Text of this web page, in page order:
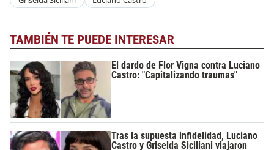
TAMBIÉN TE PUEDE INTERESAR
El dardo de Flor Vigna contra Luciano
Castro: "Capitalizando traumas"
Tras la supuesta infidelidad, Luciano
Castro y Griselda Siciliani viajaron